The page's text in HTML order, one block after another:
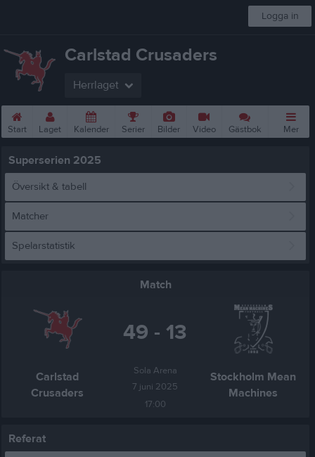
Logga in
Carlstad Crusaders
Herrlaget
Start Laget Kalender Serier Bilder Video Gästbok Mer
Superserien 2025
Översikt & tabell
Matcher
Spelarstatistik
Match
Carlstad
Crusaders
49 - 13
Sola Arena
7 juni 2025
17:00
Stockholm Mean
Machines
Referat